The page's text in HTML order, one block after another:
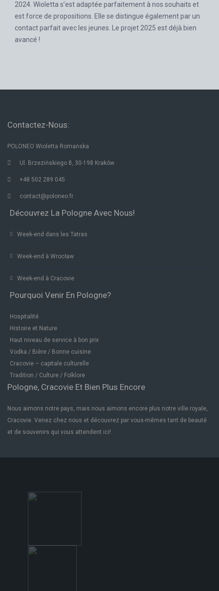
2024. Wioletta s’est adaptée parfaitement à nos souhaits et
est force de propositions. Elle se distingue également par un
contact parfait avec les jeunes. Le projet 2025 est déjà bien
avancé !
Contactez-Nous:
POLONEO Wioletta Romańska
Ul. Brzezińskiego 8, 30-198 Kraków
+48 502 289 045
contact@poloneo.fr
Découvrez La Pologne Avec Nous!
Week-end dans les Tatras
Week-end à Wrocław
Week-end à Cracovie
Pourquoi Venir En Pologne?
Hospitalité
Histoire et Nature
Haut niveau de service à bon prix
Vodka / Bière / Bonne cuisine
Cracovie – capitale culturelle
Tradition / Culture / Folklore
Pologne, Cracovie Et Bien Plus Encore
Nous aimons notre pays, mais nous aimons encore plus notre ville royale,
Cracovie. Venez chez nous et découvrez par vous-mêmes tant de beauté
et de souvenirs qui vous attendent ici!